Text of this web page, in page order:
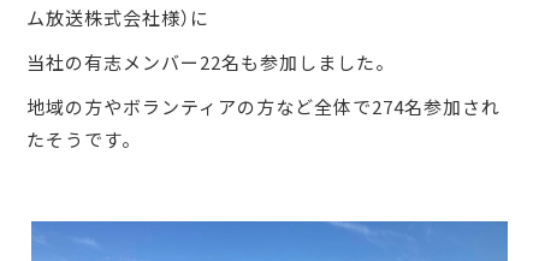
ム放送株式会社様）に
当社の有志メンバー22名も参加しました。
地域の方やボランティアの方など全体で274名参加され
たそうです。